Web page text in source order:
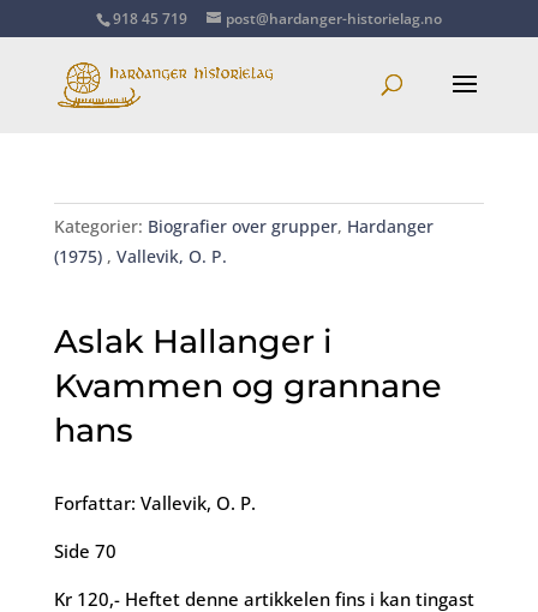
918 45 719 post@hardanger-historielag.no
Kategorier: Biografier over grupper, Hardanger
(1975) , Vallevik, O. P.
Aslak Hallanger i
Kvammen og grannane
hans
Forfattar: Vallevik, O. P.
Side 70
Kr 120,- Heftet denne artikkelen fins i kan tingast